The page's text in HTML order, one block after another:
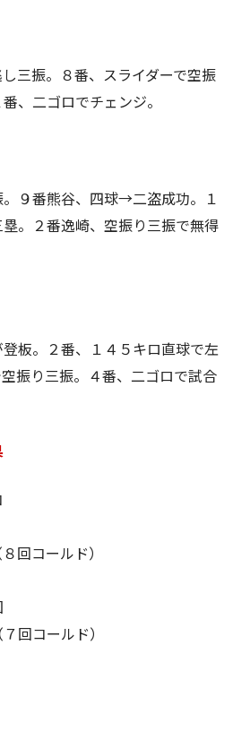
三振。８番、スライダーで空振
、二ゴロでチェンジ。
９番熊谷、四球→二盗成功。１
。２番逸崎、空振り三振で無得
板。２番、１４５キロ直球で左
振り三振。４番、二ゴロで試合
回コールド）
回コールド）